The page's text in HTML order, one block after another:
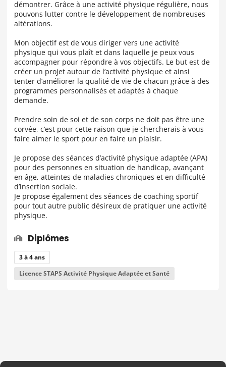
démontrer. Grâce à une activité physique régulière, nous
pouvons lutter contre le développement de nombreuses
altérations.
Mon objectif est de vous diriger vers une activité
physique qui vous plaît et dans laquelle je peux vous
accompagner pour répondre à vos objectifs. Le but est de
créer un projet autour de l’activité physique et ainsi
tenter d’améliorer la qualité de vie de chacun grâce à des
programmes personnalisés et adaptés à chaque
demande.
Prendre soin de soi et de son corps ne doit pas être une
corvée, c’est pour cette raison que je chercherais à vous
faire aimer le sport pour en faire un plaisir.
Je propose des séances d’activité physique adaptée (APA)
pour des personnes en situation de handicap, avançant
en âge, atteintes de maladies chroniques et en difficulté
d’insertion sociale.
Je propose également des séances de coaching sportif
pour tout autre public désireux de pratiquer une activité
physique.
Diplômes
3 à 4 ans
Licence STAPS Activité Physique Adaptée et Santé